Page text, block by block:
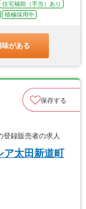
住宅補助（手当）あり
積極採用中
がある
保存する
録販売者の求人
太田新道町